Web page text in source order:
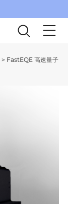
> FastEQE 高速量子